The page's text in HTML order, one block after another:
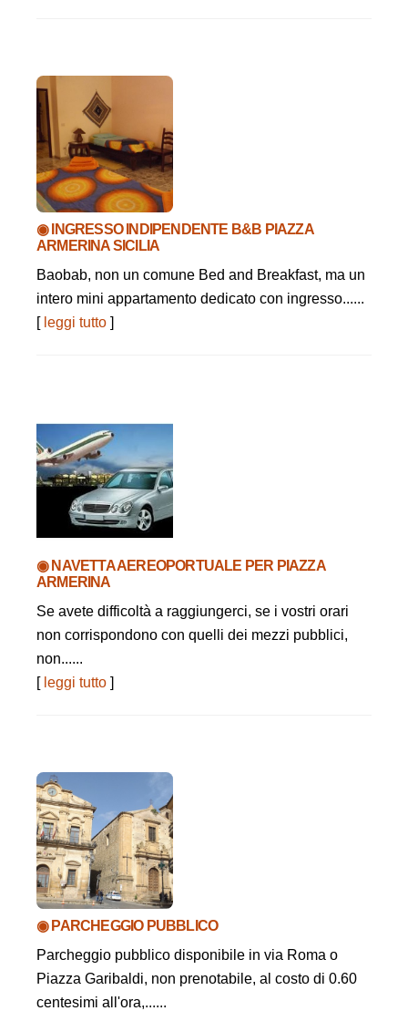
◉ INGRESSO INDIPENDENTE B&B PIAZZA
ARMERINA SICILIA
Baobab, non un comune Bed and Breakfast, ma un
intero mini appartamento dedicato con ingresso......
[ leggi tutto ]
◉ NAVETTA AEREOPORTUALE PER PIAZZA
ARMERINA
Se avete difficoltà a raggiungerci, se i vostri orari
non corrispondono con quelli dei mezzi pubblici,
non......
[ leggi tutto ]
◉ PARCHEGGIO PUBBLICO
Parcheggio pubblico disponibile in via Roma o
Piazza Garibaldi, non prenotabile, al costo di 0.60
centesimi all'ora,......